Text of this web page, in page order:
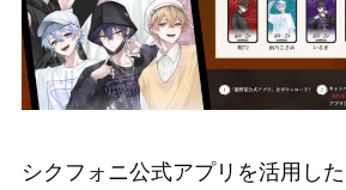
シクフォニ公式アプリを活用し